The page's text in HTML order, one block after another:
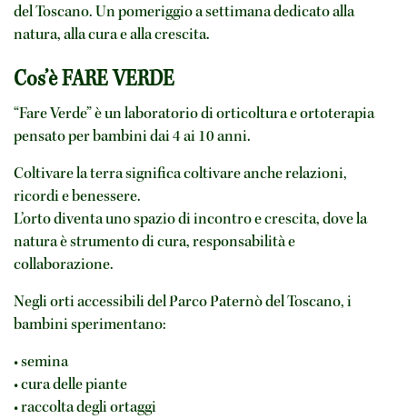
del Toscano. Un pomeriggio a settimana dedicato alla
natura, alla cura e alla crescita.
Cos’è FARE VERDE
“Fare Verde” è un laboratorio di orticoltura e ortoterapia
pensato per bambini dai 4 ai 10 anni.
Coltivare la terra significa coltivare anche relazioni,
ricordi e benessere.
L’orto diventa uno spazio di incontro e crescita, dove la
natura è strumento di cura, responsabilità e
collaborazione.
Negli orti accessibili del Parco Paternò del Toscano, i
bambini sperimentano:
• semina
• cura delle piante
• raccolta degli ortaggi